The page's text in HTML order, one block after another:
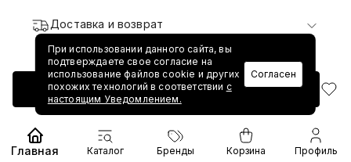
Добавить в корзину
Доставка и возврат
При использовании данного сайта, вы
подтверждаете свое согласие на
использование файлов cookie и других
похожих технологий в соответствии с
настоящим Уведомлением.
Согласен
Главная Каталог Бренды Корзина Профиль